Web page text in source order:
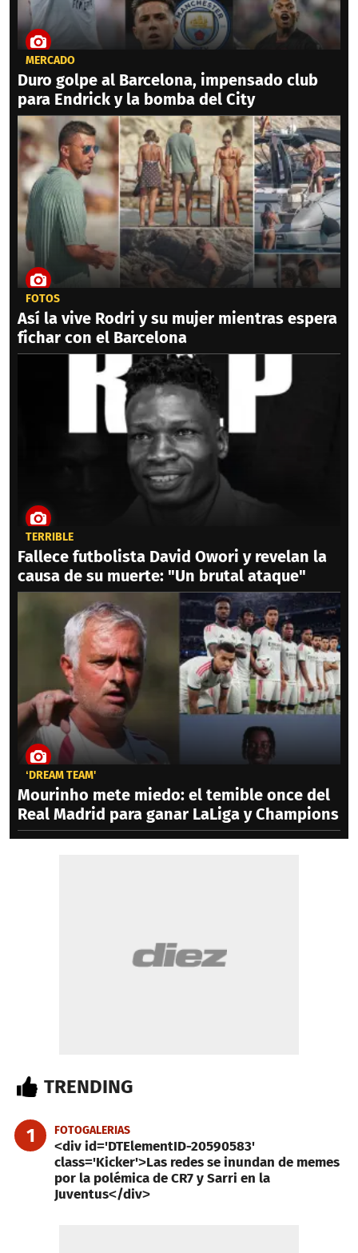
MERCADO
Duro golpe al Barcelona, impensado club
para Endrick y la bomba del City
FOTOS
Así la vive Rodri y su mujer mientras espera
fichar con el Barcelona
TERRIBLE
Fallece futbolista David Owori y revelan la
causa de su muerte: "Un brutal ataque"
‘DREAM TEAM'
Mourinho mete miedo: el temible once del
Real Madrid para ganar LaLiga y Champions
TRENDING
1 FOTOGALERIAS
<div id='DTElementID-20590583'
class='Kicker'>Las redes se inundan de memes
por la polémica de CR7 y Sarri en la
Juventus</div>